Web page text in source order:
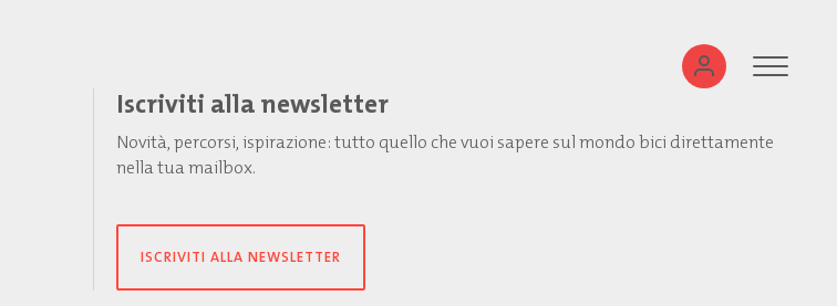
Iscriviti alla newsletter
Novità, percorsi, ispirazione: tutto quello che vuoi sapere sul mondo bici direttamente
nella tua mailbox.
ISCRIVITI ALLA NEWSLETTER